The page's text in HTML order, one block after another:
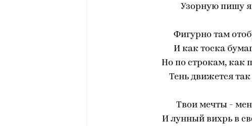
Узорную пишу я
Фигурно там
И как тоска
Но по строкам, как
Тень движется
Твои мечты -
И лунный вихрь в